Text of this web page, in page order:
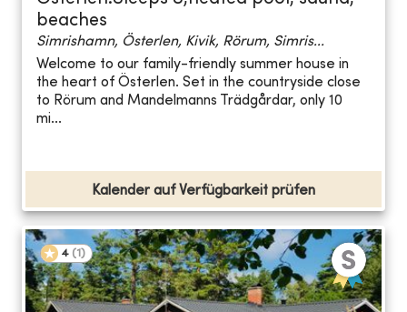
beaches
Simrishamn, Österlen, Kivik, Rörum, Simris...
Welcome to our family-friendly summer house in
the heart of Österlen. Set in the countryside close
to Rörum and Mandelmanns Trädgårdar, only 10
mi...
Kalender auf Verfügbarkeit prüfen
4 (1 )